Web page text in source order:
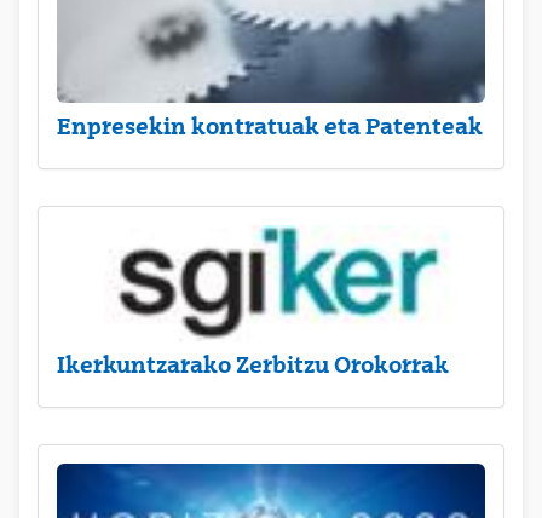
Enpresekin kontratuak eta Patenteak
Ikerkuntzarako Zerbitzu Orokorrak